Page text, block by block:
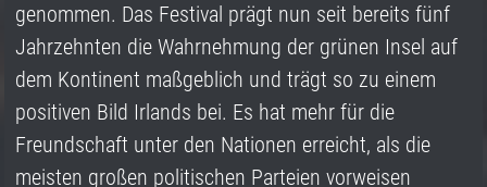
genommen. Das Festival prägt nun seit bereits fünf
Jahrzehnten die Wahrnehmung der grünen Insel auf
dem Kontinent maßgeblich und trägt so zu einem
positiven Bild Irlands bei. Es hat mehr für die
Freundschaft unter den Nationen erreicht, als die
meisten großen politischen Parteien vorweisen